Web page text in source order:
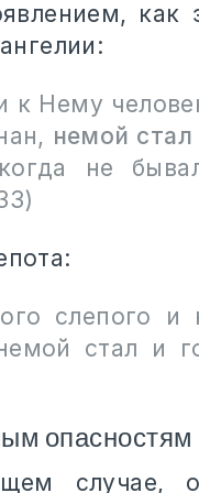
как
к Нему
немой стал
не
слепого и
стал и
опасностям
случае,